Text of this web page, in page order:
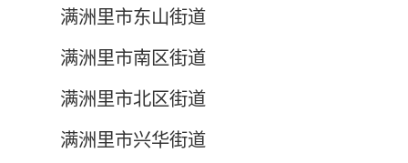
满洲里市东山街道
满洲里市南区街道
满洲里市北区街道
满洲里市兴华街道